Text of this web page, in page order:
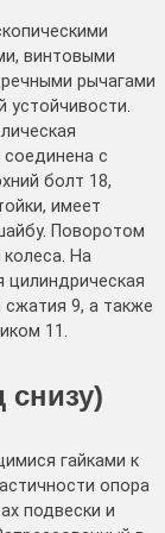
винтовыми
рычагами
устойчивости.
соединена с
болт 18,
имеет
Поворотом
колеса. На
цилиндрическая
9, а также
11.
снизу)
гайками к
опора
подвески и